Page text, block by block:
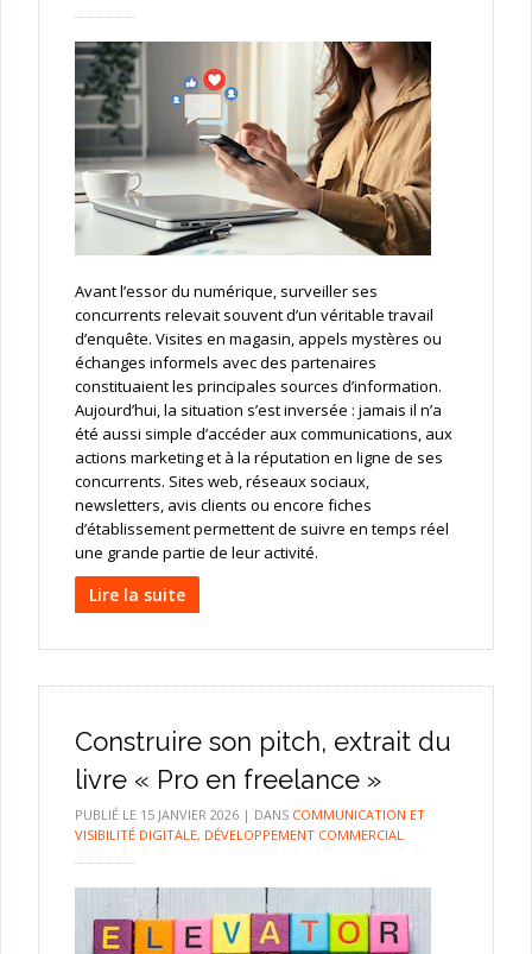
Avant l’essor du numérique, surveiller ses
concurrents relevait souvent d’un véritable travail
d’enquête. Visites en magasin, appels mystères ou
échanges informels avec des partenaires
constituaient les principales sources d’information.
Aujourd’hui, la situation s’est inversée : jamais il n’a
été aussi simple d’accéder aux communications, aux
actions marketing et à la réputation en ligne de ses
concurrents. Sites web, réseaux sociaux,
newsletters, avis clients ou encore fiches
d’établissement permettent de suivre en temps réel
une grande partie de leur activité.
Lire la suite
Construire son pitch, extrait du
livre « Pro en freelance »
PUBLIÉ LE 15 JANVIER 2026| DANS COMMUNICATION ET
VISIBILITÉ DIGITALE, DÉVELOPPEMENT COMMERCIAL